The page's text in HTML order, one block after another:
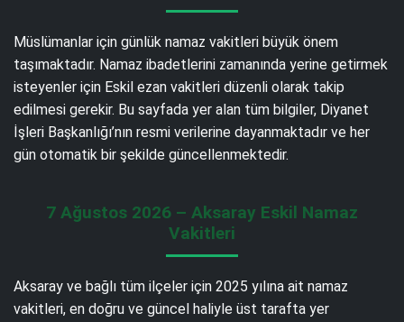
Müslümanlar için günlük namaz vakitleri büyük önem
taşımaktadır. Namaz ibadetlerini zamanında yerine getirmek
isteyenler için Eskil ezan vakitleri düzenli olarak takip
edilmesi gerekir. Bu sayfada yer alan tüm bilgiler, Diyanet
İşleri Başkanlığı’nın resmi verilerine dayanmaktadır ve her
gün otomatik bir şekilde güncellenmektedir.
7 Ağustos 2026 – Aksaray Eskil Namaz
Vakitleri
Aksaray ve bağlı tüm ilçeler için 2025 yılına ait namaz
vakitleri, en doğru ve güncel haliyle üst tarafta yer